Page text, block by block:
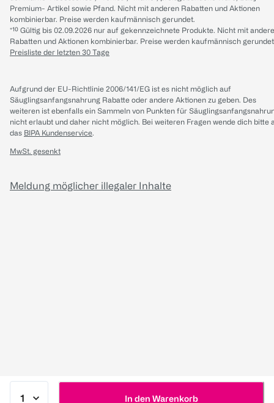
In den Warenkorb
Premium- Artikel sowie Pfand. Nicht mit anderen Rabatten und Aktionen
kombinierbar. Preise werden kaufmännisch gerundet.
*¹⁰ Gültig bis 02.09.2026 nur auf gekennzeichnete Produkte. Nicht mit
Rabatten und Aktionen kombinierbar. Preise werden kaufmännisch
Preisliste der letzten 30 Tage
Aufgrund der EU-Richtlinie 2006/141/EG ist es nicht möglich auf
Säuglingsanfangsnahrung Rabatte oder andere Aktionen zu geben. Des
weiteren ist ebenfalls ein Sammeln von Punkten für
nicht erlaubt und daher nicht möglich. Bei weiteren Fragen wende dich bitte
das BIPA Kundenservice.
MwSt. gesenkt
Meldung möglicher illegaler Inhalte